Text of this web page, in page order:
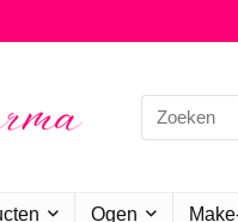
Search
for:
Ogen